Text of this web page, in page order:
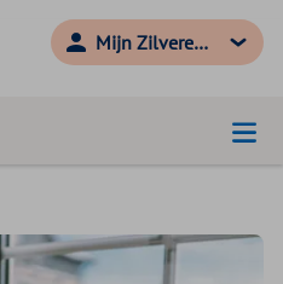
Mijn Zilveren Kruis